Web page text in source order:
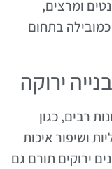
ומרצים,
בתחום
ירוקה
רבים, כגון
ושיפור איכות
ירוקים תורם גם